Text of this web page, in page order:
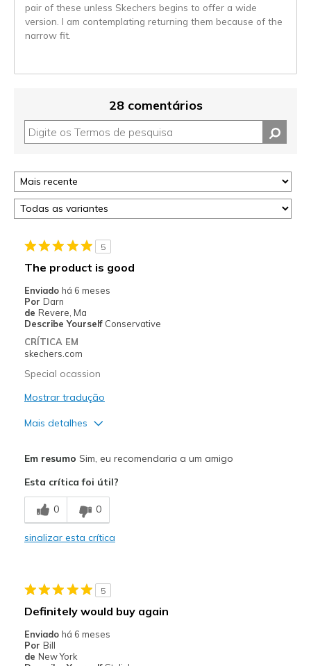
pair of these unless Skechers begins to offer a wide
version. I am contemplating returning them because of the
narrow fit.
28 comentários
5
The product is good
Enviado há 6 meses
Por Darn
de Revere, Ma
Describe Yourself Conservative
CRÍTICA EM
skechers.com
Special ocassion
Mostrar tradução
Mais detalhes
Contras
Wear Out Quickly
Feels true to width
Sizing
Feels true to size
View On Shoes
Em resumo Sim, eu recomendaria a um amigo
Esta crítica foi útil?
0 0
sinalizar esta crítica
5
Definitely would buy again
Enviado há 6 meses
Por Bill
de New York